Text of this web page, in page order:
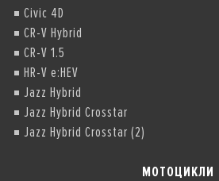
Civic 4D
CR-V Hybrid
CR-V 1.5
HR-V e:HEV
Jazz Hybrid
Jazz Hybrid Crosstar
Jazz Hybrid Crosstar (2)
МОТОЦИКЛИ